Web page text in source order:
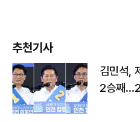
추천기사
김민석,
2승째